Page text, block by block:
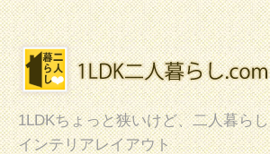
1LDKちょっと狭いけど、二人暮ら
インテリアレイアウト